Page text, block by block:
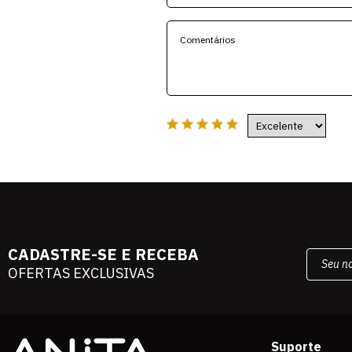
CADASTRE-SE E RECEBA
OFERTAS EXCLUSIVAS
Suporte